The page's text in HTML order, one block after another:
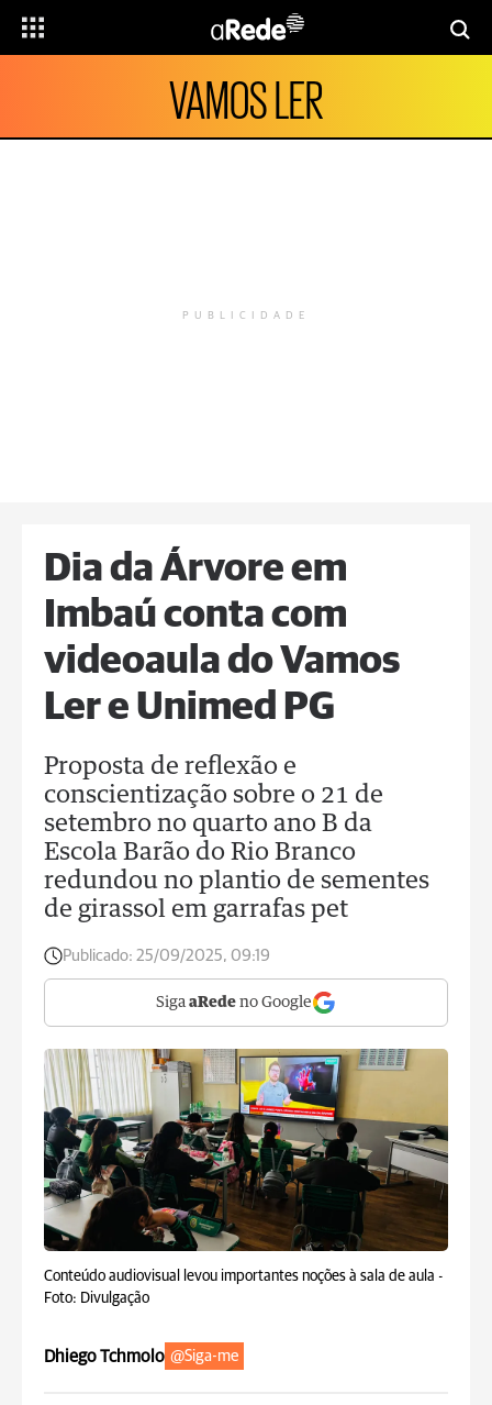
VAMOS LER
PUBLICIDADE
Dia da Árvore em
Imbaú conta com
videoaula do Vamos
Ler e Unimed PG
Proposta de reflexão e
conscientização sobre o 21 de
setembro no quarto ano B da
Escola Barão do Rio Branco
redundou no plantio de sementes
de girassol em garrafas pet
Publicado: 25/09/2025, 09:19
Siga aRede no Google
Conteúdo audiovisual levou importantes noções à sala de aula -
Foto: Divulgação
Dhiego Tchmolo @Siga-me